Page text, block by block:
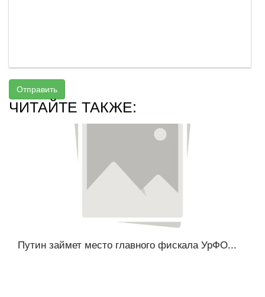
Отправить
ЧИТАЙТЕ ТАКЖЕ:
Путин займет место главного фискала УрФО...